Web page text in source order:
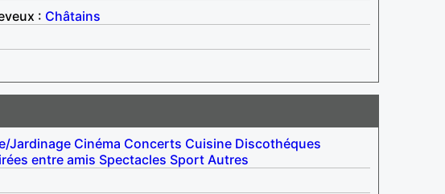
: Châtains
Jardinage Cinéma Concerts Cuisine Discothéques
entre amis Spectacles Sport Autres